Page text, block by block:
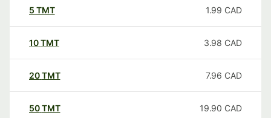
5 TMT 1.99 CAD
10TMT 3.98 CAD
20TMT 7.96 CAD
50TMT 19.90 CAD